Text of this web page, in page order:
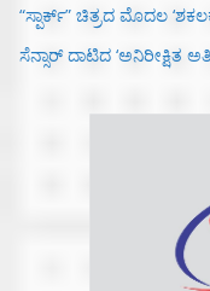
“ಸ್ಪಾರ್ಕ್” ಚಿತ್ರದ ಮೊದಲ‌
ಸೆನ್ಸಾರ್ ದಾಟಿದ ‘ಅನಿರೀಕ್ಷಿತ